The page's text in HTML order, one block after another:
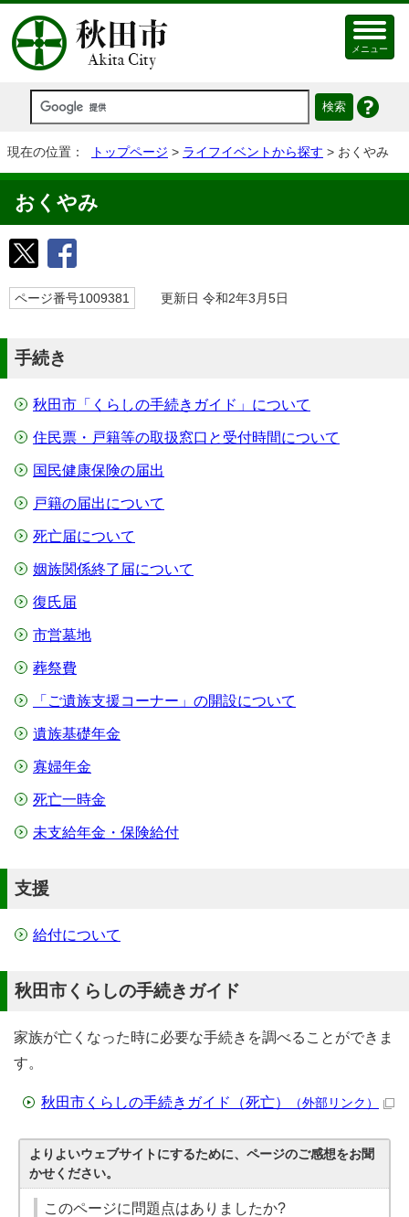
メニュー
現在の位置： トップページ > ライフイベントから探す > おくやみ
おくやみ
ページ番号1009381 更新日 令和2年3月5日
手続き
秋田市「くらしの手続きガイド」について
住民票・戸籍等の取扱窓口と受付時間について
国民健康保険の届出
戸籍の届出について
死亡届について
姻族関係終了届について
復氏届
市営墓地
葬祭費
「ご遺族支援コーナー」の開設について
遺族基礎年金
寡婦年金
死亡一時金
未支給年金・保険給付
支援
給付について
秋田市くらしの手続きガイド
家族が亡くなった時に必要な手続きを調べることができま
す。
秋田市くらしの手続きガイド（死亡） （外部リンク）
よりよいウェブサイトにするために、ページのご感想をお聞
かせください。
このページに問題点はありましたか?